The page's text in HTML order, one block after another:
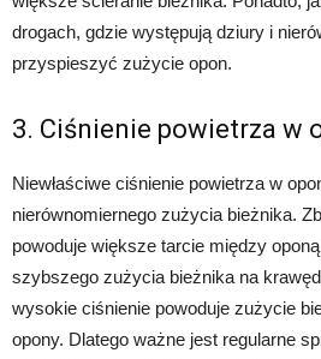
drogach, gdzie występują dziury i
przyspieszyć zużycie opon.
3. Ciśnienie powietrza w
Niewłaściwe ciśnienie powietrza w
nierównomiernego zużycia bieżnika.
powoduje większe tarcie między
szybszego zużycia bieżnika na
wysokie ciśnienie powoduje zużycie
opony. Dlatego ważne jest regularne